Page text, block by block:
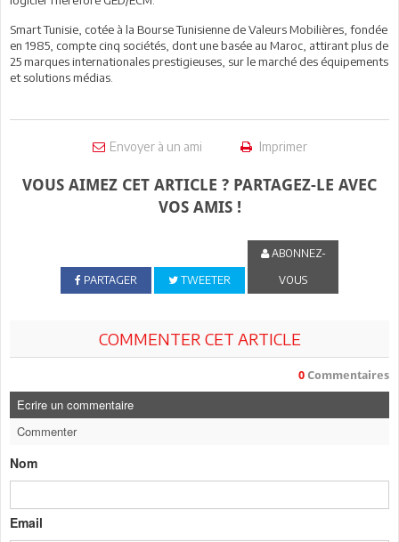
Smart Tunisie, cotée à la Bourse Tunisienne de Valeurs Mobilières, fondée
en 1985, compte cinq sociétés, dont une basée au Maroc, attirant plus de
25 marques internationales prestigieuses, sur le marché des équipements
et solutions médias.
Envoyer à un ami Imprimer
VOUS AIMEZ CET ARTICLE ? PARTAGEZ-LE AVEC
VOS AMIS !
PARTAGER TWEETER
ABONNEZ-
VOUS
COMMENTER CET ARTICLE
0 Commentaires
Ecrire un commentaire
Commenter
Nom
Email